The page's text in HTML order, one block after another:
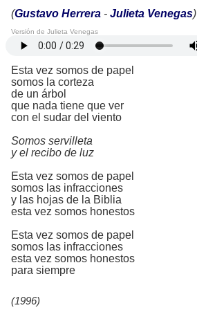
(Gustavo Herrera - Julieta Venegas)
Versión de Julieta Venegas
Esta vez somos de papel
somos la corteza
de un árbol
que nada tiene que ver
con el sudar del viento
Somos servilleta
y el recibo de luz
Esta vez somos de papel
somos las infracciones
y las hojas de la Biblia
esta vez somos honestos
Esta vez somos de papel
somos las infracciones
esta vez somos honestos
para siempre
(1996)